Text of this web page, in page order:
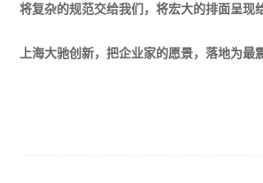
将复杂的规范交给我们，将宏大的排面呈现
上海大驰创新，把企业家的愿景，落地为最